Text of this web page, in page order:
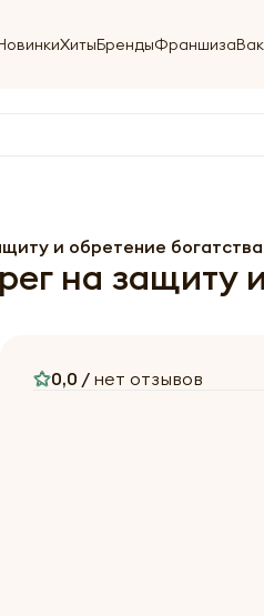
ХитыБрендыФраншиза
и обретение богатства
на защиту
0,0 / нет отзывов